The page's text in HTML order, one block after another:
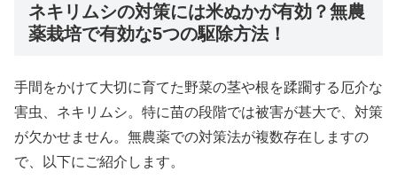
ネキリムシの対策には米ぬかが有効？無農
薬栽培で有効な5つの駆除方法！
手間をかけて大切に育てた野菜の茎や根を蹂躙する厄介な
害虫、ネキリムシ。特に苗の段階では被害が甚大で、対策
が欠かせません。無農薬での対策法が複数存在しますの
で、以下にご紹介します。